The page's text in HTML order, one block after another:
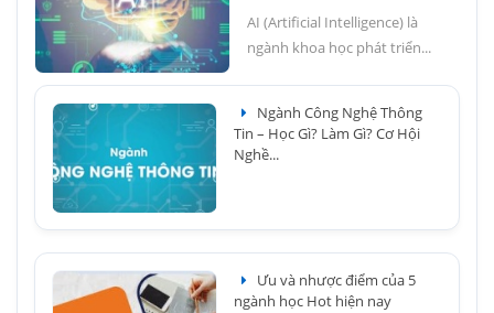
AI (Artificial Intelligence) là
ngành khoa học phát triển...
Ngành Công Nghệ Thông
Tin – Học Gì? Làm Gì? Cơ Hội
Nghề...
Ưu và nhược điểm của 5
ngành học Hot hiện nay